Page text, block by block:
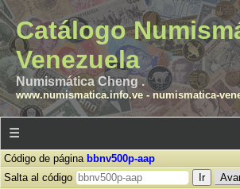
Catálogo
Venezuela
Numismática Cheng .
www.numismatica.info.ve- numismatica-
☰
Código de página bbnv500p-aap
Salta al código